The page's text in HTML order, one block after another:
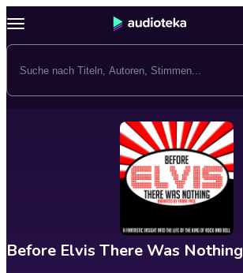
Before Elvis There Was Nothing